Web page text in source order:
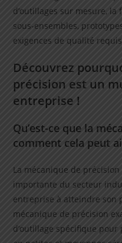
d’outillages sur mesure,
sous-ensembles,
exigences de qualité
Découvrez
précision est un
entreprise !
Qu’est-ce que la
comment cela peut
La mécanique de
importante du secteur
entreprise à atteindre son
mécanique de précision
d’outillage spécifique